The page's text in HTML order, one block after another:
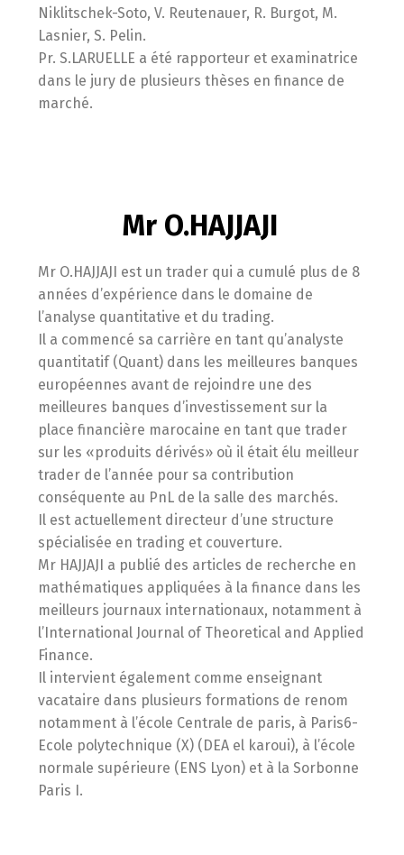
Niklitschek-Soto, V. Reutenauer, R. Burgot, M.
Lasnier, S. Pelin.
Pr. S.LARUELLE a été rapporteur et examinatrice
dans le jury de plusieurs thèses en finance de
marché.
Mr O.HAJJAJI
Mr O.HAJJAJI est un trader qui a cumulé plus de 8
années d’expérience dans le domaine de
l’analyse quantitative et du trading.
Il a commencé sa carrière en tant qu’analyste
quantitatif (Quant) dans les meilleures banques
européennes avant de rejoindre une des
meilleures banques d’investissement sur la
place financière marocaine en tant que trader
sur les «produits dérivés» où il était élu meilleur
trader de l’année pour sa contribution
conséquente au PnL de la salle des marchés.
Il est actuellement directeur d’une structure
spécialisée en trading et couverture.
Mr HAJJAJI a publié des articles de recherche en
mathématiques appliquées à la finance dans les
meilleurs journaux internationaux, notamment à
l’International Journal of Theoretical and Applied
Finance.
Il intervient également comme enseignant
vacataire dans plusieurs formations de renom
notamment à l’école Centrale de paris, à Paris6-
Ecole polytechnique (X) (DEA el karoui), à l’école
normale supérieure (ENS Lyon) et à la Sorbonne
Paris I.